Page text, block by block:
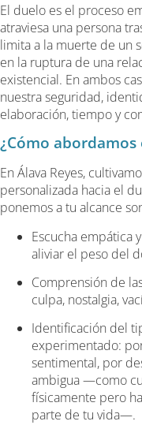
El duelo es el proceso
atraviesa una persona
limita a la muerte de un
en la ruptura de una
existencial. En ambos
nuestra seguridad,
elaboración, tiempo y
¿Cómo
En Álava Reyes,
personalizada hacia el
ponemos a tu alcance
Escucha empática
aliviar el peso del
Comprensión de
culpa, nostalgia,
Identificación del
experimentado:
sentimental, por
ambigua —como
físicamente pero
parte de tu vida—.